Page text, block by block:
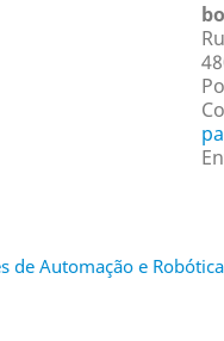
Automação e